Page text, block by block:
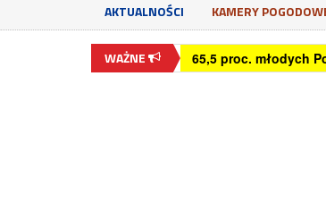
AKTUALNOŚCI KAMERY
WAŻNE 65,5 proc. młodych